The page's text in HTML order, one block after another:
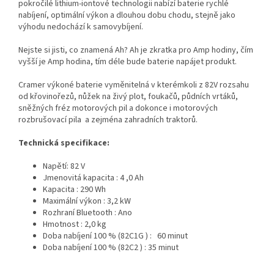
pokročilé lithium-iontové technologii nabízí baterie rychlé
nabíjení, optimální výkon a dlouhou dobu chodu, stejně jako
výhodu nedochází k samovybíjení.
Nejste si jisti, co znamená Ah? Ah je zkratka pro Amp hodiny, čím
vyšší je Amp hodina, tím déle bude baterie napájet produkt.
Cramer výkoné baterie vyměnitelná v kterémkoli z 82V rozsahu
od křovinořezů, nůžek na živý plot, foukačů, půdních vrtáků,
sněžných fréz motorových pil a dokonce i motorových
rozbrušovací pila a zejména zahradních traktorů.
Technická specifikace:
Napětí: 82V
Jmenovitá kapacita : 4,0 Ah
Kapacita : 290Wh
Maximální výkon : 3,2kW
Rozhraní Bluetooth : Ano
Hmotnost : 2,0kg
Doba nabíjení 100 % (82C1G ) : 60minut
Doba nabíjení 100 % (82C2) : 35 minut